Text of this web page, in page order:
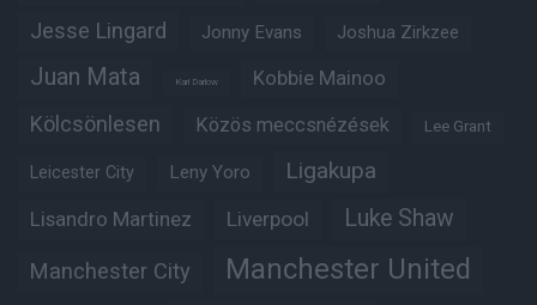
Jesse Lingard Jonny Evans Joshua Zirkzee
Juan Mata Karl Darlow Kobbie Mainoo
Kölcsönlesen Közös meccsnézések Lee Grant
Leicester City Leny Yoro Ligakupa
Lisandro Martinez Liverpool Luke Shaw
Manchester City Manchester United